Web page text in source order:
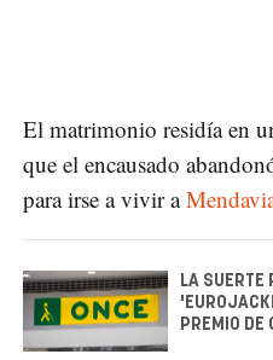
El matrimonio residía en
que el encausado
para irse a vivir a
LA SUERTE
PREMIO